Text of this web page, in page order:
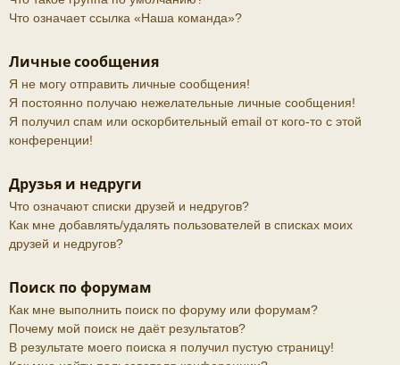
Что означает ссылка «Наша команда»?
Личные сообщения
Я не могу отправить личные сообщения!
Я постоянно получаю нежелательные личные сообщения!
Я получил спам или оскорбительный email от кого-то с этой
конференции!
Друзья и недруги
Что означают списки друзей и недругов?
Как мне добавлять/удалять пользователей в списках моих
друзей и недругов?
Поиск по форумам
Как мне выполнить поиск по форуму или форумам?
Почему мой поиск не даёт результатов?
В результате моего поиска я получил пустую страницу!